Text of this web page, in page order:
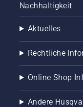
Nachhaltigkeit
Aktuelles
Rechtliche
Online Shop
Andere